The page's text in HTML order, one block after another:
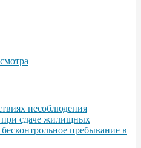
несоблюдения
при сдаче жилищных
пребывание в